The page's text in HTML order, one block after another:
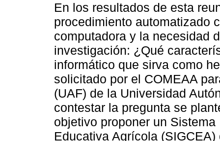
En los resultados de esta
procedimiento automatizado
computadora y la necesidad
investigación: ¿Qué
informático que sirva como
solicitado por el COMEAA
(UAF) de la Universidad
contestar la pregunta se
objetivo proponer un
Educativa Agrícola